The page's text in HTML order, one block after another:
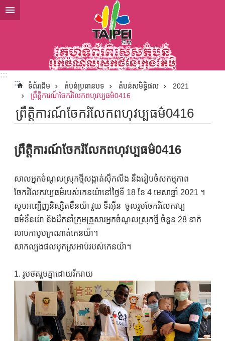
ទៅកាន់មាតិកាប្លុកមាតិកាសំខាន់
:::
:::
ទំព័រដើម តំបន់ប្រធានបទ តំបន់សមិទ្ធិផល
2021
ព្រឹត្តិការណ៍ចែករំលែកពហុវប្បធម៌0416
ព្រឹត្តិការណ៍ចែករំលែកពហុវប្បធម៌0416
ព្រឹត្តិការណ៍ចែករំលែកពហុវប្បធម៌0416
សាលអ្នកចំណូលស្រុកថ្មីសង្កាត់ស៊ឹកលីង នឹងរៀបចំសកម្មភាព
ចែករំលែកវប្បធម៌របស់កេនយ៉ានៅថ្ងៃទី 18 ខែ 4 មេសាឆ្នាំ 2021 ។
សូមអញ្ជើញនិស្សិតខឺនយ៉ា វួយ ទឺរអ៊ីន ចូលរួមចែករំលែកវប្ប
ធម៌ខឺនយ៉ា និងដឹកនាំក្រុមគ្រួសារអ្នកចំណូលស្រុកថ្មី ចំនួន 28 នាក់
លាបកាបូបក្រណាត់កេនយ៉ា។
សាកល្បងផលបូកស្រអាប់របស់កេនយ៉ា។
1. រូបថតរួមគ្នាដោយរីករាយ